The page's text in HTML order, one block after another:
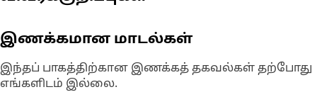
இணக்கமான மாடல்கள்
இந்தப் பாகத்திற்கான இணக்கத் தகவல்கள் தற்போது
எங்களிடம் இல்லை.